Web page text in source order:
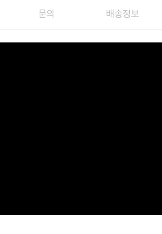
문의 배송정보